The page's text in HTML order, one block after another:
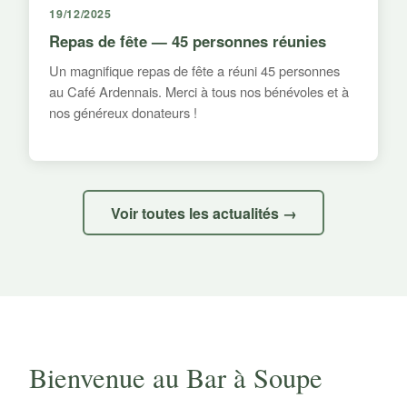
19/12/2025
Repas de fête — 45 personnes réunies
Un magnifique repas de fête a réuni 45 personnes
au Café Ardennais. Merci à tous nos bénévoles et à
nos généreux donateurs !
Voir toutes les actualités →
Bienvenue au Bar à Soupe